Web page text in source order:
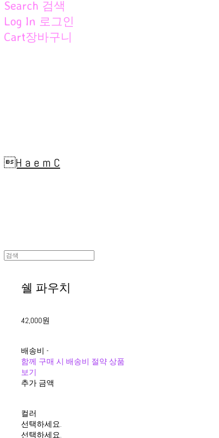
Search 검색
Log In 로그인
Cart장바구니
H a e m C
쉘 파우치
42,000원
배송비 -
함께 구매 시 배송비 절약 상품
보기
추가 금액
컬러
선택하세요.
선택하세요.